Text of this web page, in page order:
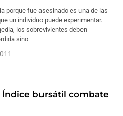
porque fue asesinado es una de las
un individuo puede experimentar.
los sobrevivientes deben
sino
Índice bursátil combate